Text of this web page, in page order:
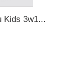
Kids 3w1...